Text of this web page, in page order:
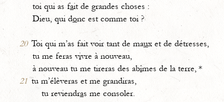
toi qui as fait de grandes choses :
Dieu, qui donc est comme toi ?
20 Toi qui m’as fait voir tant de maux et de détresses,
tu me feras vivre à nouveau,
à nouveau tu me tireras des abîmes de la terre, *
21 tu m’élèveras et me grandiras,
tu reviendras me consoler.